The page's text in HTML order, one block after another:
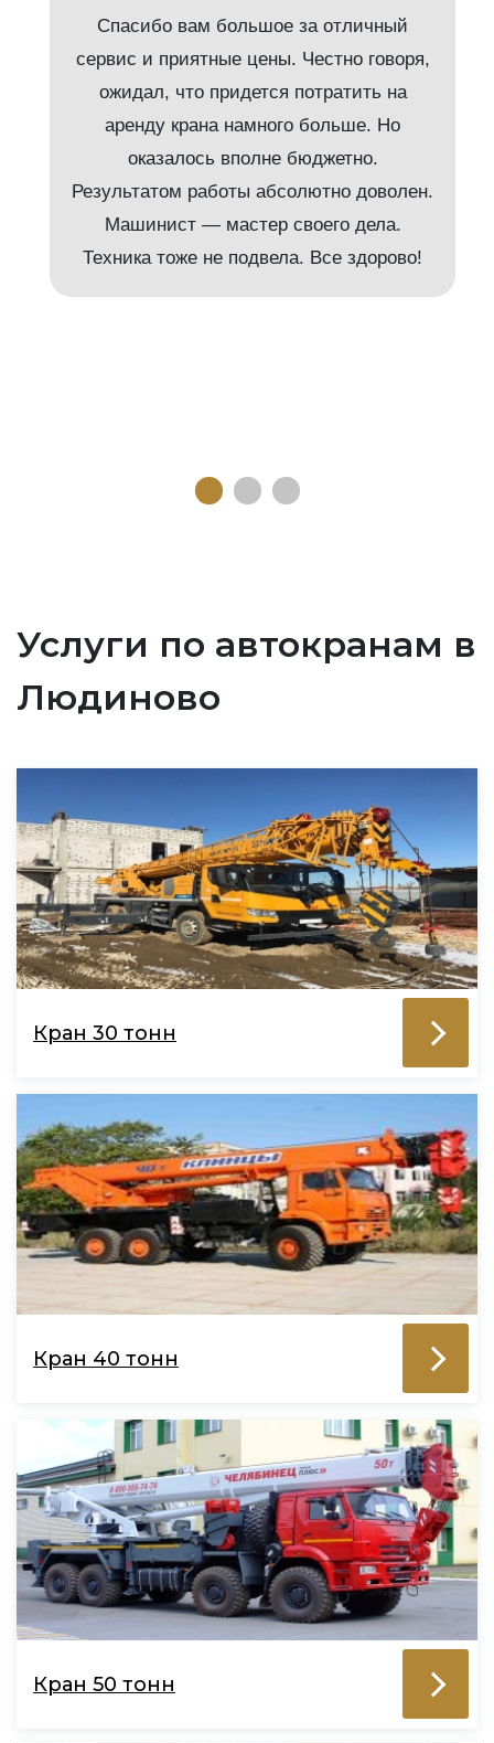
Спасибо вам большое за отличный
сервис и приятные цены. Честно говоря,
ожидал, что придется потратить на
аренду крана намного больше. Но
оказалось вполне бюджетно.
Результатом работы абсолютно доволен.
Машинист — мастер своего дела.
Техника тоже не подвела. Все здорово!
Услуги по автокранам в
Людиново
Кран 30 тонн
Кран 40 тонн
Кран 50 тонн